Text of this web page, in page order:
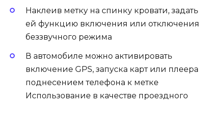
Наклеив метку на спинку кровати, задать
ей функцию включения или отключения
беззвучного режима
В автомобиле можно активировать
включение GPS, запуска карт или плеера
поднесением телефона к метке
Использование в качестве проездного